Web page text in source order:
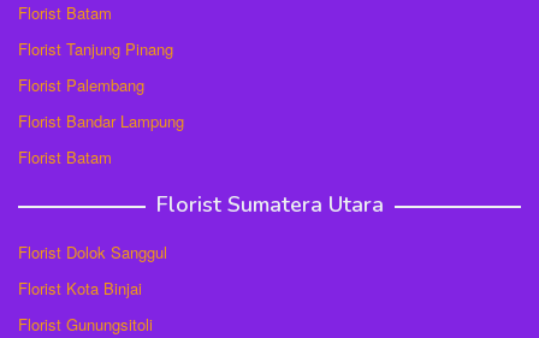
Florist Batam
Florist Tanjung Pinang
Florist Palembang
Florist Bandar Lampung
Florist Batam
Florist Sumatera Utara
Florist Dolok Sanggul
Florist Kota Binjai
Florist Gunungsitoli